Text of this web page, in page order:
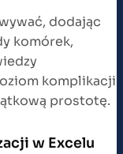
dodając
komórek,
komplikacji
prostotę.
w Excelu